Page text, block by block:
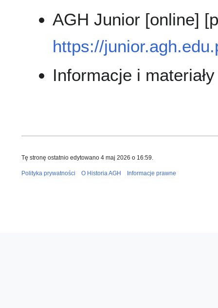
AGH Junior [online]
https://
Informacje i
Tę stronę ostatnio edytowano 4 maj 2026 o 16:59.
Polityka prywatności O Historia AGH Informacje prawne